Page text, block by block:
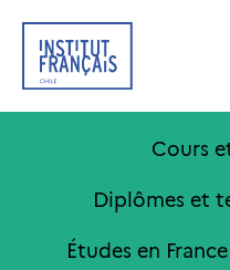
Cours
Diplômes et
Études en France